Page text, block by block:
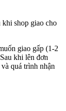
shop giao cho
giao gấp (1-2
khi lên đơn
quá trình nhận